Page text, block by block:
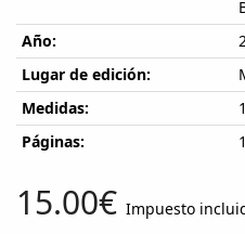
Año:
Lugar de edición:
Medidas:
Páginas:
15.00€ Impuesto